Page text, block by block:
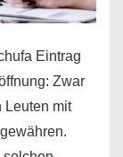
Eintrag
Zwar
Leuten mit